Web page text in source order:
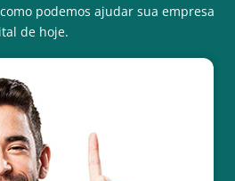
podemos ajudar sua empresa
de hoje.